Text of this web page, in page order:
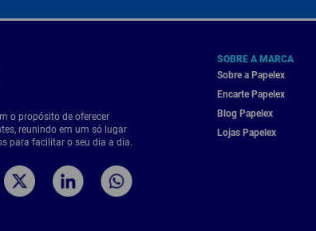
o propósito de oferecer
reunindo em um só lugar
para facilitar o seu dia a dia.
SOBRE A MARCA
Sobre a Papelex
Encarte Papelex
Blog Papelex
Lojas Papelex